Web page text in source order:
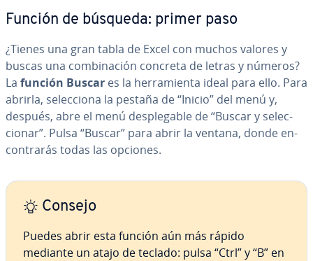
Función de búsqueda: primer paso
¿Tienes una gran tabla de Excel con muchos valores y
buscas una co­m­bi­na­ción concreta de letras y números?
La función Buscar es la he­rra­mie­n­ta ideal para ello. Para
abrirla, se­le­c­cio­na la pestaña de “Inicio” del menú y,
después, abre el menú de­s­ple­ga­ble de “Buscar y se­le­c­
cio­nar”. Pulsa “Buscar” para abrir la ventana, donde en­
co­n­tra­rás todas las opciones.
Consejo
Puedes abrir esta función aún más rápido
mediante un atajo de teclado: pulsa “Ctrl” y “B” en